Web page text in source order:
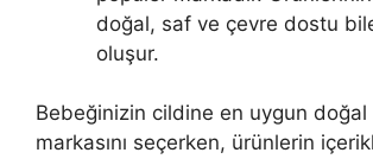
doğal, saf ve çevre dostu
oluşur.
Bebeğinizin cildine en uygun
markasını seçerken, ürünlerin